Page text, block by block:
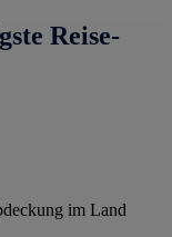
Reise-
im Land